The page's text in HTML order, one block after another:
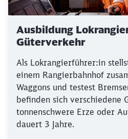
Ausbildung
Güterverkehr
Als Lokrangierführer:in
einem Rangierbahnhof
Waggons und testest
befinden sich verschiedene
tonnenschwere Erze oder
dauert 3 Jahre.